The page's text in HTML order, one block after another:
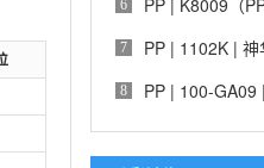
6 PP | K8009（
7 PP | 1102K |
8 PP | 100-GA09